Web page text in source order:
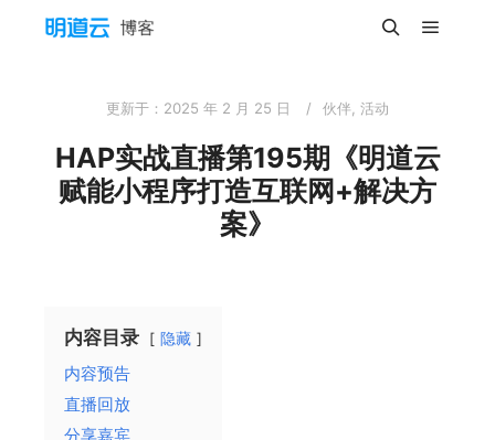
更新于： 2025 年 2 月 25 日 伙伴 活动
HAP实战直播第195期《明道云
赋能小程序打造互联网+解决方
案》
内容目录 隐藏
内容预告
直播回放
分享嘉宾